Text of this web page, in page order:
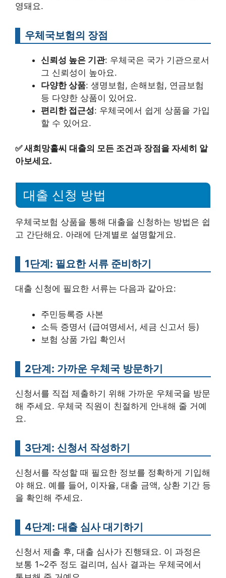
영돼요.
우체국보험의 장점
신뢰성 높은 기관: 우체국은 국가 기관으로서
그 신뢰성이 높아요.
다양한 상품: 생명보험, 손해보험, 연금보험
등 다양한 상품이 있어요.
편리한 접근성: 우체국에서 쉽게 상품을 가입
할 수 있어요.
✅새희망홀씨 대출의 모든 조건과 장점을 자세히 알
아보세요.
대출 신청 방법
우체국보험 상품을 통해 대출을 신청하는 방법은 쉽
고 간단해요. 아래에 단계별로 설명할게요.
1단계: 필요한 서류 준비하기
대출 신청에 필요한 서류는 다음과 같아요:
주민등록증 사본
소득 증명서 (급여명세서, 세금 신고서 등)
보험 상품 가입 확인서
2단계: 가까운 우체국 방문하기
신청서를 직접 제출하기 위해 가까운 우체국을 방문
해 주세요. 우체국 직원이 친절하게 안내해 줄 거예
요.
3단계: 신청서 작성하기
신청서를 작성할 때 필요한 정보를 정확하게 기입해
야 해요. 예를 들어, 이자율, 대출 금액, 상환 기간 등
을 확인해 주세요.
4단계: 대출 심사 대기하기
신청서 제출 후, 대출 심사가 진행돼요. 이 과정은
보통 1~2주 정도 걸리며, 심사 결과는 우체국에서